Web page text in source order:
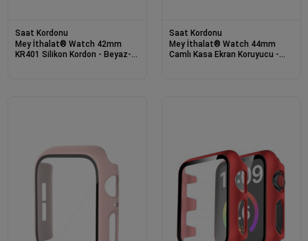
Saat Kordonu
Mey İthalat® Watch 42mm
KR401 Silikon Kordon - Beyaz-
Saat Kordonu
Mey İthalat® Watch 44mm
Camlı Kasa Ekran Koruyucu -